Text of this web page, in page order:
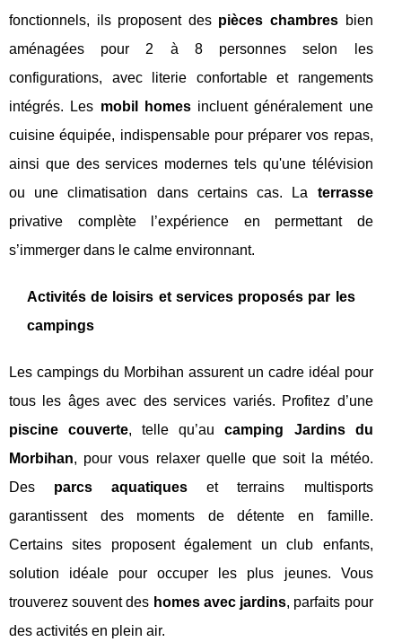
fonctionnels, ils proposent des pièces chambres bien
aménagées pour 2 à 8 personnes selon les
configurations, avec literie confortable et rangements
intégrés. Les mobil homesincluent généralement une
cuisine équipée, indispensable pour préparer vos repas,
ainsi que des services modernes tels qu'une télévision
ou une climatisation dans certains cas. La terrasse
privative complète l’expérience en permettant de
s’immerger dans le calme environnant.
Activités de loisirs et services proposés par les
campings
Les campings du Morbihan assurent un cadre idéal pour
tous les âges avec des services variés. Profitez d’une
piscine couverte, telle qu’aucamping Jardins du
Morbihan, pour vous relaxer quelle que soit la météo.
Des parcs aquatiques et terrains multisports
garantissent des moments de détente en famille.
Certains sites proposent également un club enfants,
solution idéale pour occuper les plus jeunes. Vous
trouverez souvent des homes avec jardins, parfaits pour
des activités en plein air.